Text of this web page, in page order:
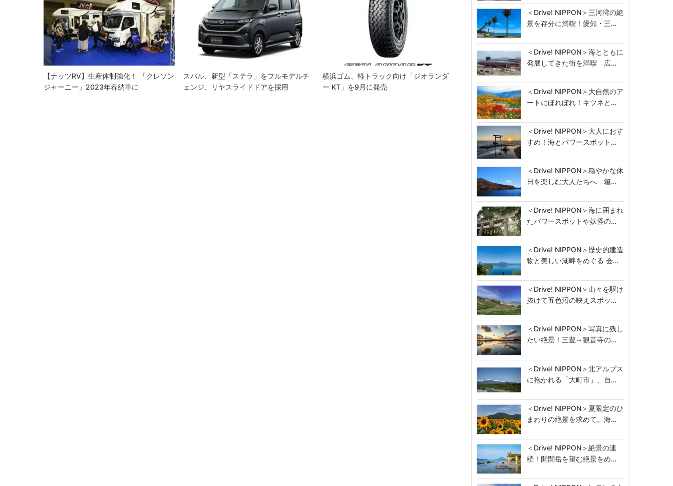
ー
シ
ョ
ン
【ナッツRV】生産体制強化！ 「クレソン
ジャーニー」2023年春納車に
スバル、新型「ステラ」をフルモデルチ
ェンジ、リヤスライドドアを採用
横浜ゴム、軽トラック向け「ジオランダ
ー KT」を9月に発売
＜Drive! NIPPON＞三河湾の絶
景を存分に満喫！愛知・三…
＜Drive! NIPPON＞海とともに
発展してきた街を満喫 広…
＜Drive! NIPPON＞大自然のア
ートにほれぼれ！キツネと…
＜Drive! NIPPON＞大人におす
すめ！海とパワースポット…
＜Drive! NIPPON＞穏やかな休
日を楽しむ大人たちへ 箱…
＜Drive! NIPPON＞海に囲まれ
たパワースポットや妖怪の…
＜Drive! NIPPON＞歴史的建造
物と美しい湖畔をめぐる 会…
＜Drive! NIPPON＞山々を駆け
抜けて五色沼の映えスポッ…
＜Drive! NIPPON＞写真に残し
たい絶景！三豊～観音寺の…
＜Drive! NIPPON＞北アルプス
に抱かれる「大町市」、自…
＜Drive! NIPPON＞夏限定のひ
まわりの絶景を求めて。海…
＜Drive! NIPPON＞絶景の連
続！開聞岳を望む絶景をめ…